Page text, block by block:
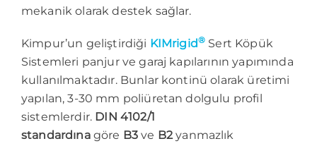
mekanik olarak destek sağlar.
Kimpur’un geliştirdiği KIMrigid® Sert Köpük
Sistemleri panjur ve garaj kapılarının yapımında
kullanılmaktadır. Bunlar kontinü olarak üretimi
yapılan, 3-30 mm poliüretan dolgulu profil
sistemlerdir. DIN 4102/1
standardınagöre B3 ve B2yanmazlık